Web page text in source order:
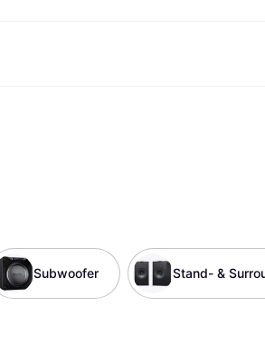
Renovierung & Bau
Subwoofer Stand- &